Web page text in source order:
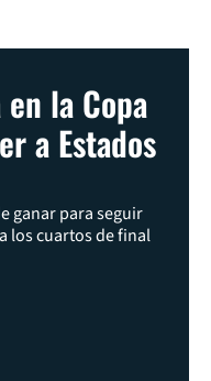
la Copa
a Estados
ganar para seguir
los cuartos de final